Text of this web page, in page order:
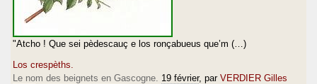
"Atcho ! Que sei pèdescauç e los ronçabueus que’m (…)
Los crespèths.
Le nom des beignets en Gascogne. 19 février, par VERDIER Gilles